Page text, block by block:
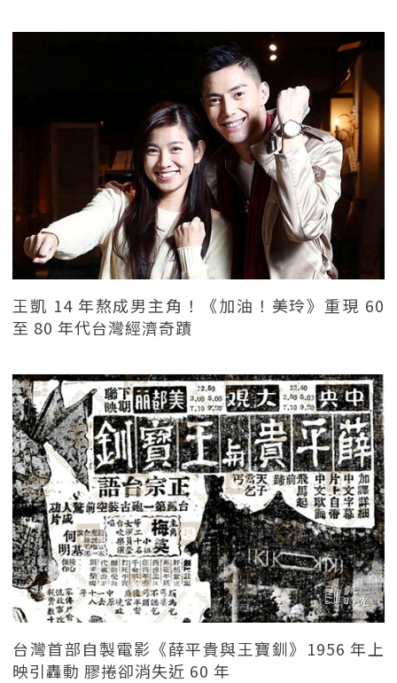
王凱 14 年熬成男主角！《加油！美玲》重現 60
至 80 年代台灣經濟奇蹟
台灣首部自製電影《薛平貴與王寶釧》1956 年上
映引轟動 膠捲卻消失近 60 年